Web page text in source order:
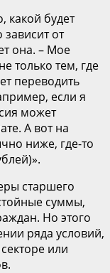
какой будет
от
она. – Мое
только тем, где
переводить
если я
может
А вот на
ниже, где-то
старшего
суммы,
Но этого
ряда условий,
или